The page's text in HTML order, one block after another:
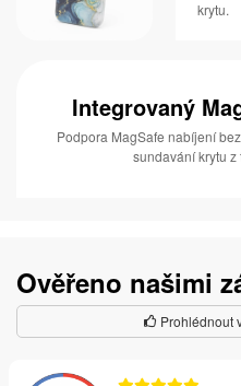
krytu.
Integrovaný
Podpora MagSafe nabíjení
sundavání krytu z
Ověřeno našimi
Prohlédnout